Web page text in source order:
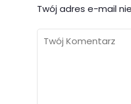
Twój adres e-mail